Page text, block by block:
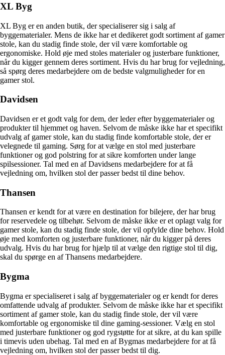
XL Byg
XL Byg er en anden butik, der specialiserer sig i salg af
byggematerialer. Mens de ikke har et dedikeret godt sortiment af gamer
stole, kan du stadig finde stole, der vil være komfortable og
ergonomiske. Hold øje med stoles materialer og justerbare funktioner,
når du kigger gennem deres sortiment. Hvis du har brug for vejledning,
så spørg deres medarbejdere om de bedste valgmuligheder for en
gamer stol.
Davidsen
Davidsen er et godt valg for dem, der leder efter byggematerialer og
produkter til hjemmet og haven. Selvom de måske ikke har et specifikt
udvalg af gamer stole, kan du stadig finde komfortable stole, der er
velegnede til gaming. Sørg for at vælge en stol med justerbare
funktioner og god polstring for at sikre komforten under lange
spilsessioner. Tal med en af Davidsens medarbejdere for at få
vejledning om, hvilken stol der passer bedst til dine behov.
Thansen
Thansen er kendt for at være en destination for bilejere, der har brug
for reservedele og tilbehør. Selvom de måske ikke er et oplagt valg for
gamer stole, kan du stadig finde stole, der vil opfylde dine behov. Hold
øje med komforten og justerbare funktioner, når du kigger på deres
udvalg. Hvis du har brug for hjælp til at vælge den rigtige stol til dig,
skal du spørge en af Thansens medarbejdere.
Bygma
Bygma er specialiseret i salg af byggematerialer og er kendt for deres
omfattende udvalg af produkter. Selvom de måske ikke har et specifikt
sortiment af gamer stole, kan du stadig finde stole, der vil være
komfortable og ergonomiske til dine gaming-sessioner. Vælg en stol
med justerbare funktioner og god rygstøtte for at sikre, at du kan spille
i timevis uden ubehag. Tal med en af Bygmas medarbejdere for at få
vejledning om, hvilken stol der passer bedst til dig.